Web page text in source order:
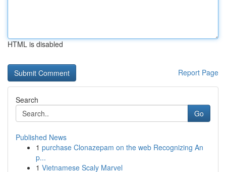
HTML is disabled
Report Page
Search
Go
Published News
1 purchase Clonazepam on the web Recognizing An
p...
1 Vietnamese Scaly Marvel